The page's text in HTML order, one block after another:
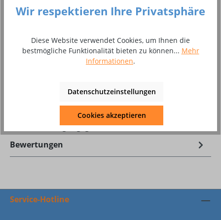
Produkt Anzahl: Gib den gewünschten
In den Warenkorb
Zum Merkzettel hinzufügen
Zubehör Reinigungsgerät Brusher Plus
Bewertungen
Service-Hotline
Wir respektieren Ihre Privatsphäre
Diese Website verwendet Cookies, um Ihnen die
bestmögliche Funktionalität bieten zu können... Mehr
Informationen.
Datenschutzeinstellungen
Cookies akzeptieren